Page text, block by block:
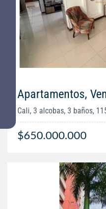
Apartamentos,
Cali, 3 alcobas, 3 baños,
$650.000.000